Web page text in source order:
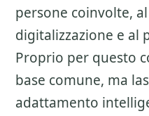
persone coinvolte,
digitalizzazione e al
Proprio per questo
base comune, ma
adattamento